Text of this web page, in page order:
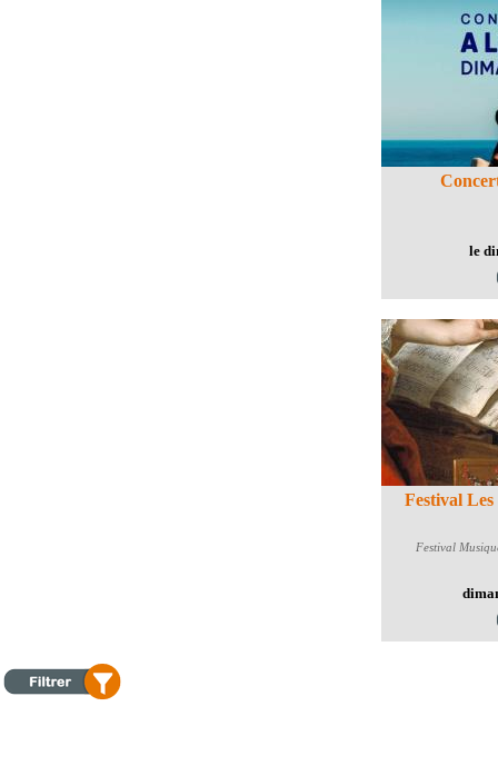
le
Festival
Festival